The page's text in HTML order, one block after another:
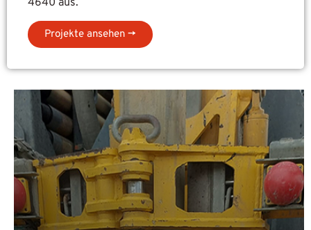
Projekte ansehen →